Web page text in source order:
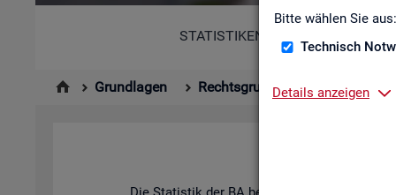
Bitte wählen Sie aus:
Technisch
Details anzeigen
STATISTIKEN
Grundlagen Rechtsgrundlagen